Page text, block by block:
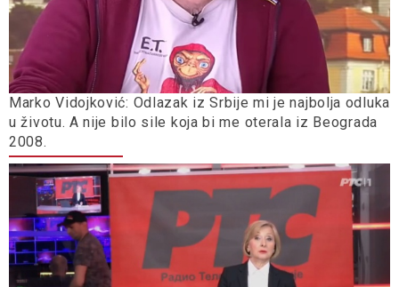
Marko Vidojković: Odlazak iz Srbije mi je najbolja odluka
u životu. A nije bilo sile koja bi me oterala iz Beograda
2008.